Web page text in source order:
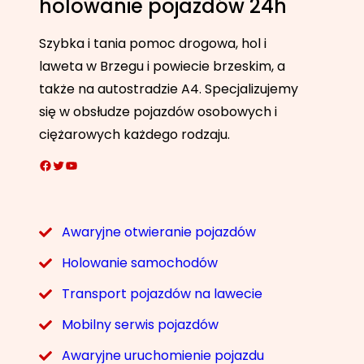
holowanie pojazdów 24h
Szybka i tania pomoc drogowa, hol i
laweta w Brzegu i powiecie brzeskim, a
także na autostradzie A4. Specjalizujemy
się w obsłudze pojazdów osobowych i
ciężarowych każdego rodzaju.
Facebook Twitter YouTube
Awaryjne otwieranie pojazdów
Holowanie samochodów
Transport pojazdów na lawecie
Mobilny serwis pojazdów
Awaryjne uruchomienie pojazdu